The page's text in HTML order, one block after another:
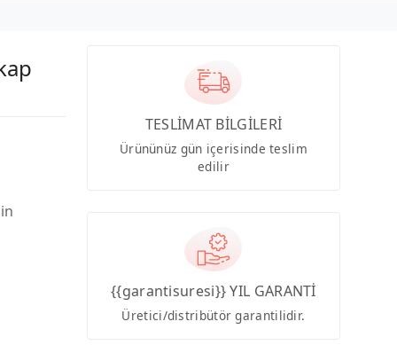
TESLİMAT BİLGİLERİ
Ürününüz gün içerisinde teslim
edilir
{{garantisuresi}} YIL GARANTİ
Üretici/distribütör garantilidir.